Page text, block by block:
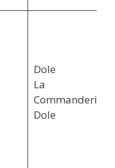
Dole
La
Commanderie,
Dole